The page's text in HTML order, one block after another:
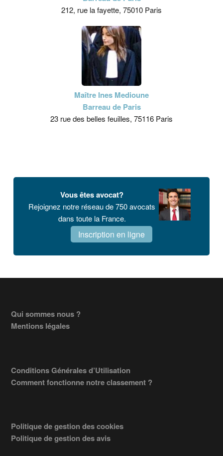
212, rue la fayette, 75010 Paris
Maître Ines Medioune
Barreau de Paris
23 rue des belles feuilles, 75116 Paris
Vous êtes avocat?
Rejoignez notre réseau de 750 avocats
dans toute la France.
Inscription en ligne
Footer
Qui sommes nous ?
Mentions légales
Conditions Générales d’Utilisation
Comment fonctionne notre classement ?
Politique de gestion des cookies
Politique de gestion des avis